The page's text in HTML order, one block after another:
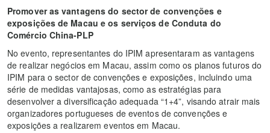
Promover as vantagens do sector de convenções e
exposições de Macau e os serviços de Conduta do
Comércio China-PLP
No evento, representantes do IPIM apresentaram as vantagens
de realizar negócios em Macau, assim como os planos futuros do
IPIM para o sector de convenções e exposições, incluindo uma
série de medidas vantajosas, como as estratégias para
desenvolver a diversificação adequada “1+4”, visando atrair mais
organizadores portugueses de eventos de convenções e
exposições a realizarem eventos em Macau.